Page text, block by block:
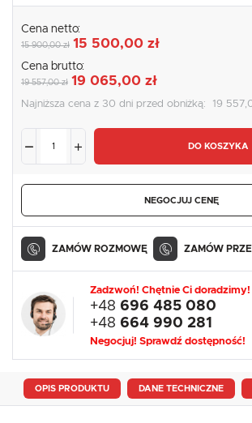
Cena netto:
15 900,00 zł 15 500,00 zł
Cena brutto:
19 557,00 zł 19 065,00 zł
Najniższa cena z 30 dni przed obniżką: 19
DO KOSZYKA
NEGOCJUJ CENĘ
ZAMÓW ROZMOWĘ ZAMÓW
Zadzwoń! Chętnie Ci doradzimy!
+48 696 485 080
+48 664 990 281
Negocjuj! Sprawdź dostępność!
OPIS PRODUKTU DANE TECHNICZNE